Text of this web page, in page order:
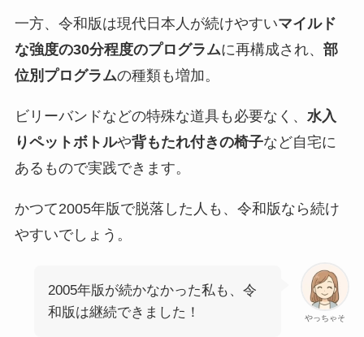
一方、令和版は現代日本人が続けやすいマイルド
な強度の30分程度のプログラムに再構成され、 部
位別プログラムの種類も増加。
ビリーバンドなどの特殊な道具も必要なく、 水入
りペットボトルや背もたれ付きの椅子など自宅に
あるもので実践できます。
かつて2005年版で脱落した人も、令和版なら続け
やすいでしょう。
やっちゃそ
2005年版が続かなかった私も、令
和版は継続できました！